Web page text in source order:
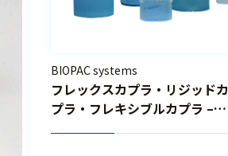
BIOPAC systems
フレックスカプラ・リジッドカ
プラ・フレキシブルカプラ –